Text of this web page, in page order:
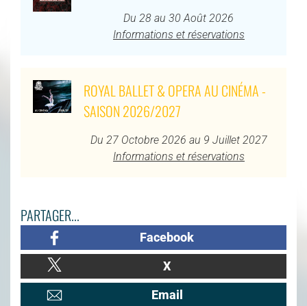
Du 28 au 30 Août 2026
Informations et réservations
ROYAL BALLET & OPERA AU CINÉMA -
SAISON 2026/2027
Du 27 Octobre 2026 au 9 Juillet 2027
Informations et réservations
PARTAGER...
Facebook
X
Email